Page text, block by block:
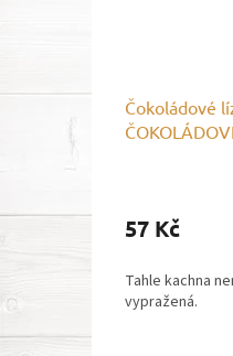
Čokoládové
57 Kč
Tahle kachna
vypražená.